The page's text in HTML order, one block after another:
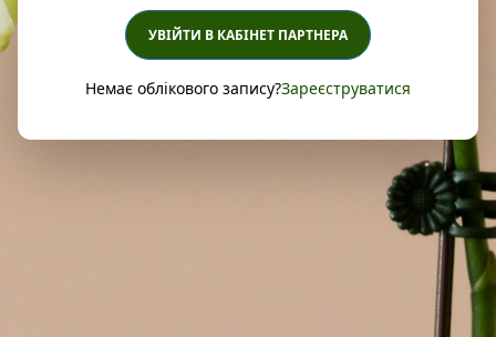
УВІЙТИ В КАБІНЕТ ПАРТНЕРА
Немає облікового запису?Зареєструватися